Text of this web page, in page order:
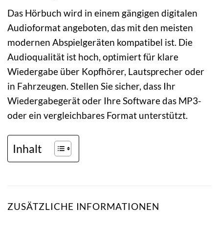
Das Hörbuch wird in einem gängigen digitalen
Audioformat angeboten, das mit den meisten
modernen Abspielgeräten kompatibel ist. Die
Audioqualität ist hoch, optimiert für klare
Wiedergabe über Kopfhörer, Lautsprecher oder
in Fahrzeugen. Stellen Sie sicher, dass Ihr
Wiedergabegerät oder Ihre Software das MP3-
oder ein vergleichbares Format unterstützt.
Inhalt
ZUSÄTZLICHE INFORMATIONEN